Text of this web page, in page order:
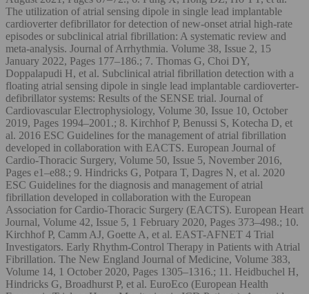
The utilization of atrial sensing dipole in single lead implantable
cardioverter defibrillator for detection of new-onset atrial high-rate
episodes or subclinical atrial fibrillation: A systematic review and
meta-analysis. Journal of Arrhythmia. Volume 38, Issue 2, 15
January 2022, Pages 177–186.; 7. Thomas G, Choi DY,
Doppalapudi H, et al. Subclinical atrial fibrillation detection with a
floating atrial sensing dipole in single lead implantable cardioverter-
defibrillator systems: Results of the SENSE trial. Journal of
Cardiovascular Electrophysiology, Volume 30, Issue 10, October
2019, Pages 1994–2001.; 8. Kirchhof P, Benussi S, Kotecha D, et
al. 2016 ESC Guidelines for the management of atrial fibrillation
developed in collaboration with EACTS. European Journal of
Cardio-Thoracic Surgery, Volume 50, Issue 5, November 2016,
Pages e1–e88.; 9. Hindricks G, Potpara T, Dagres N, et al. 2020
ESC Guidelines for the diagnosis and management of atrial
fibrillation developed in collaboration with the European
Association for Cardio-Thoracic Surgery (EACTS). European Heart
Journal, Volume 42, Issue 5, 1 February 2020, Pages 373–498.; 10.
Kirchhof P, Camm AJ, Goette A, et al. EAST-AFNET 4 Trial
Investigators. Early Rhythm-Control Therapy in Patients with Atrial
Fibrillation. The New England Journal of Medicine, Volume 383,
Volume 14, 1 October 2020, Pages 1305–1316.; 11. Heidbuchel H,
Hindricks G, Broadhurst P, et al. EuroEco (European Health